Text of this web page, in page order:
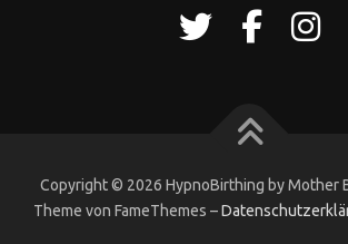
Copyright © 2026 HypnoBirthing by Mother
Theme von FameThemes –